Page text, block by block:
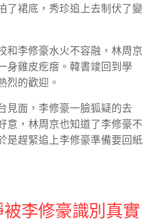
了裙底，秀珍追上去制伏了變
和李修豪水火不容融，林周京
身雞皮疙瘩。韓書竣回到學
烈的歡迎。
見面，李修豪一臉狐疑的去
意，林周京也知道了李修豪不
是趕緊追上李修豪準備要回紙
李修豪識別真實